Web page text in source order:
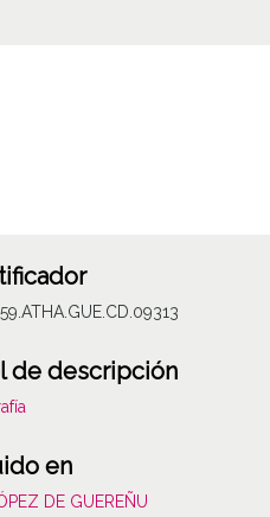
de descripción
en
DE GUEREÑU